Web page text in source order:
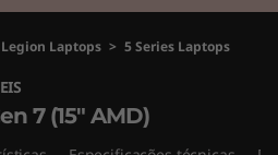
Legion Laptops > 5 Series Laptops
7 (15" AMD)